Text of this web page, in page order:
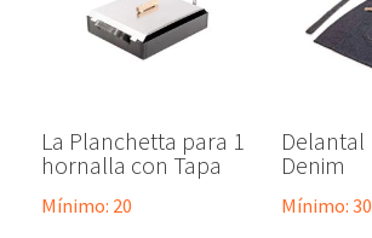
La Planchetta para 1
hornalla con Tapa
Mínimo: 20
Denim
Mínimo: 30